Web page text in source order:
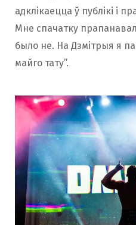
адклікаецца ў публікі і
Мне спачатку
было не. На Дзмітрыя я
майго тату”.